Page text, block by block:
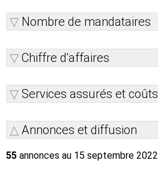
Nombre de mandataires
Chiffre d'affaires
Services assurés et coûts
Annonces et diffusion
55 annonces au 15 septembre 2022